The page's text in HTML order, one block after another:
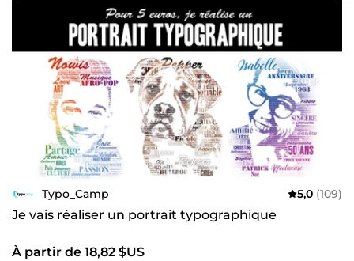
Typo_Camp 5,0 (109)
Je vais réaliser un portrait typographique
À partir de 18,82 $US